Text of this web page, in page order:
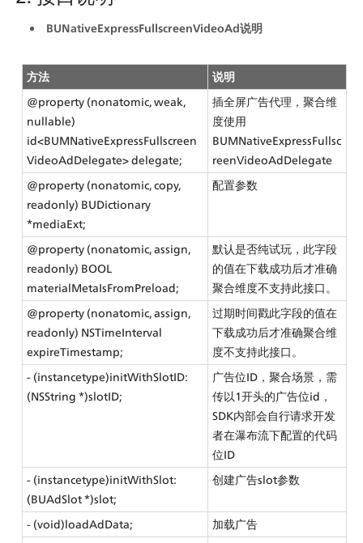
BUNativeExpressFullscreenVideoAd说明
方法
说明
@property (nonatomic, weak,
nullable)
id<BUMNativeExpressFullscreen
VideoAdDelegate> delegate;
插全屏广告代理，聚合维
度使用
BUMNativeExpressFullsc
reenVideoAdDelegate
@property (nonatomic, copy,
readonly) BUDictionary
*mediaExt;
配置参数
@property (nonatomic, assign,
readonly) BOOL
materialMetaIsFromPreload;
默认是否纯试玩，此字段
的值在下载成功后才准确
聚合维度不支持此接口。
@property (nonatomic, assign,
readonly) NSTimeInterval
expireTimestamp;
过期时间戳此字段的值在
下载成功后才准确聚合维
度不支持此接口。
- (instancetype)initWithSlotID:
(NSString *)slotID;
广告位ID，聚合场景，需
传以1开头的广告位id，
SDK内部会自行请求开发
者在瀑布流下配置的代码
位ID
- (instancetype)initWithSlot:
(BUAdSlot *)slot;
创建广告slot参数
- (void)loadAdData;
加载广告